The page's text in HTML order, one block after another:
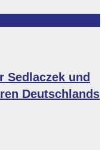
Sedlaczek und
Deutschlands